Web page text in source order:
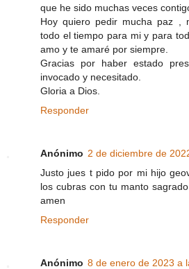
que he sido muchas veces
Hoy quiero pedir mucha paz ,
todo el tiempo para mi y para
amo y te amaré por siempre.
Gracias por haber estado
invocado y necesitado.
Gloria a Dios.
Responder
Anónimo 2 de diciembre de
Justo jues t pido por mi hijo
los cubras con tu manto
amen
Responder
Anónimo 8 de enero de 2023 a